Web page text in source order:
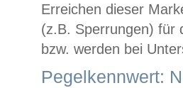
Erreichen dieser
(z.B. Sperrungen) für
bzw. werden bei
Pegelkennwert: